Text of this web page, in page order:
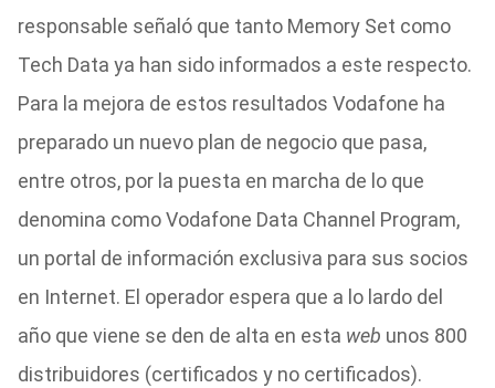
responsable señaló que tanto Memory Set como
Tech Data ya han sido informados a este respecto.
Para la mejora de estos resultados Vodafone ha
preparado un nuevo plan de negocio que pasa,
entre otros, por la puesta en marcha de lo que
denomina como Vodafone Data Channel Program,
un portal de información exclusiva para sus socios
en Internet. El operador espera que a lo lardo del
año que viene se den de alta en esta web unos 800
distribuidores (certificados y no certificados).